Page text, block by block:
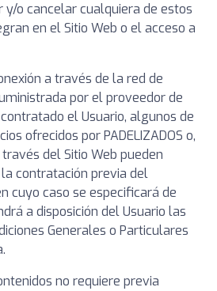
y/o cancelar cualquiera de estos
en el Sitio Web o el acceso a
a través de la red de
por el proveedor de
el Usuario, algunos de
ofrecidos por PADELIZADOS o,
del Sitio Web pueden
contratación previa del
cuyo caso se especificará de
a disposición del Usuario las
Generales o Particulares
no requiere previa